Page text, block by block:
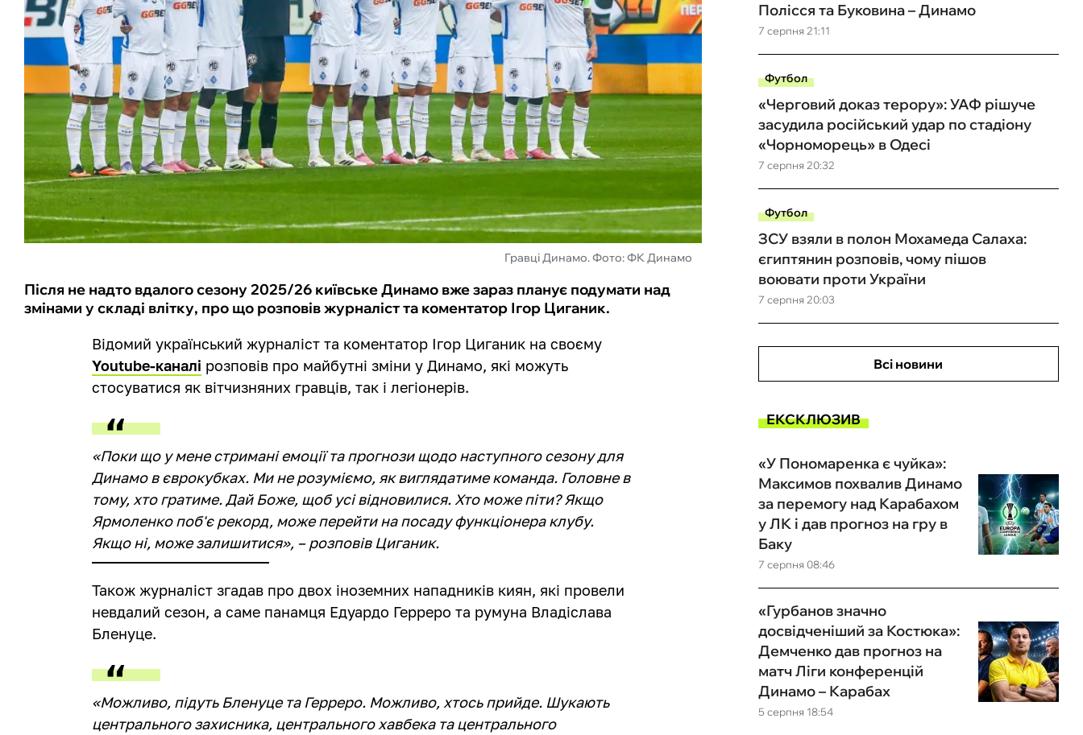
Гравці Динамо. Фото: ФК Динамо
Після не надто вдалого сезону 2025/26 київське Динамо вже зараз планує подумати над
змінами у складі влітку, про що розповів журналіст та коментатор Ігор Циганик.
Відомий український журналіст та коментатор Ігор Циганик на своєму
Youtube-каналі розповів про майбутні зміни у Динамо, які можуть
стосуватися як вітчизняних гравців, так і легіонерів.
«Поки що у мене стримані емоції та прогнози щодо наступного сезону для
Динамо в єврокубках. Ми не розуміємо, як виглядатиме команда. Головне в
тому, хто гратиме. Дай Боже, щоб усі відновилися. Хто може піти? Якщо
Ярмоленко поб'є рекорд, може перейти на посаду функціонера клубу.
Якщо ні, може залишитися», – розповів Циганик.
Також журналіст згадав про двох іноземних нападників киян, які провели
невдалий сезон, а саме панамця Едуардо Герреро та румуна Владіслава
Бленуце.
«Можливо, підуть Бленуце та Герреро. Можливо, хтось прийде. Шукають
центрального захисника, центрального хавбека та центрального
7 серпня 21:11
Полісся та Буковина – Динамо
Футбол
7 серпня 20:32
«Черговий доказ терору»: УАФ рішуче
засудила російський удар по стадіону
«Чорноморець» в Одесі
Футбол
7 серпня 20:03
ЗСУ взяли в полон Мохамеда Салаха:
єгиптянин розповів, чому пішов
воювати проти України
Всі новини
ЕКСКЛЮЗИВ
7 серпня 08:46
«У Пономаренка є чуйка»:
Максимов похвалив Динамо
за перемогу над Карабахом
у ЛК і дав прогноз на гру в
Баку
5 серпня 18:54
«Гурбанов значно
досвідченіший за Костюка»:
Демченко дав прогноз на
матч Ліги конференцій
Динамо – Карабах